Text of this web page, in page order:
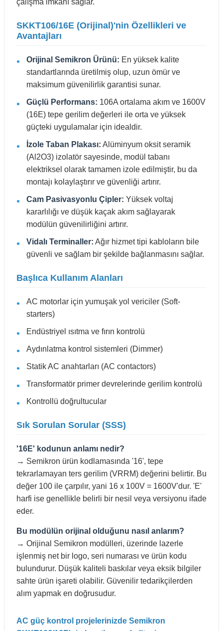
SKKT106/16E (Orijinal)'nin Özellikleri ve
Avantajları
Orijinal Semikron Ürünü: En yüksek kalite
standartlarında üretilmiş olup, uzun ömür ve
maksimum güvenilirlik garantisi sunar.
Güçlü Performans: 106A ortalama akım ve 1600V
(16E) tepe gerilim değerleri ile orta ve yüksek
güçteki uygulamalar için idealdir.
İzole Taban Plakası: Alüminyum oksit seramik
(Al2O3) izolatör sayesinde, modül tabanı
elektriksel olarak tamamen izole edilmiştir, bu da
montajı kolaylaştırır ve güvenliği artırır.
Cam Pasivasyonlu Çipler: Yüksek voltaj
kararlılığı ve düşük kaçak akım sağlayarak
modülün güvenilirliğini artırır.
Vidalı Terminaller: Ağır hizmet tipi kabloların bile
güvenli ve sağlam bir şekilde bağlanmasını sağlar.
Başlıca Kullanım Alanları
AC motorlar için yumuşak yol vericiler (Soft-
starters)
Endüstriyel ısıtma ve fırın kontrolü
Aydınlatma kontrol sistemleri (Dimmer)
Statik AC anahtarları (AC contactors)
Transformatör primer devrelerinde gerilim kontrolü
Kontrollü doğrultucular
Sık Sorulan Sorular (SSS)
'16E' kodunun anlamı nedir?
→ Semikron ürün kodlamasında '16', tepe
tekrarlamayan ters gerilim (VRRM) değerini belirtir. Bu
değer 100 ile çarpılır, yani 16 x 100V = 1600V'dur. 'E'
harfi ise genellikle belirli bir nesil veya versiyonu ifade
eder.
Bu modülün orijinal olduğunu nasıl anlarım?
→ Orijinal Semikron modülleri, üzerinde lazerle
işlenmiş net bir logo, seri numarası ve ürün kodu
bulundurur. Düşük kaliteli baskılar veya eksik bilgiler
sahte ürün işareti olabilir. Güvenilir tedarikçilerden
alım yapmak en doğrusudur.
AC güç kontrol projelerinizde Semikron